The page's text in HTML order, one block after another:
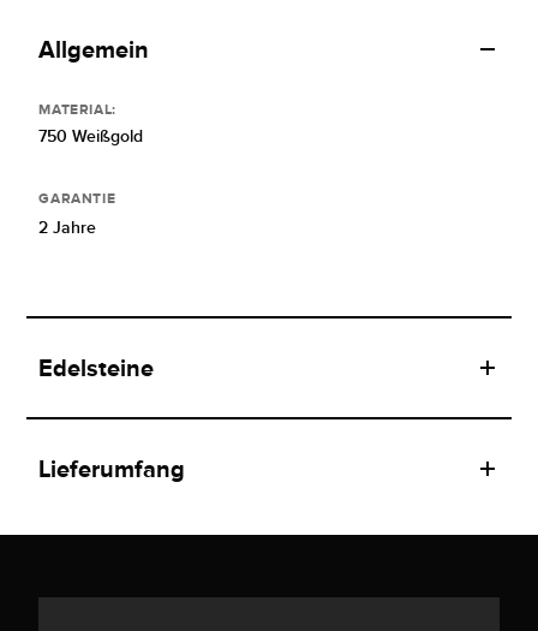
Allgemein
MATERIAL:
750 Weißgold
GARANTIE
2 Jahre
Edelsteine
Lieferumfang